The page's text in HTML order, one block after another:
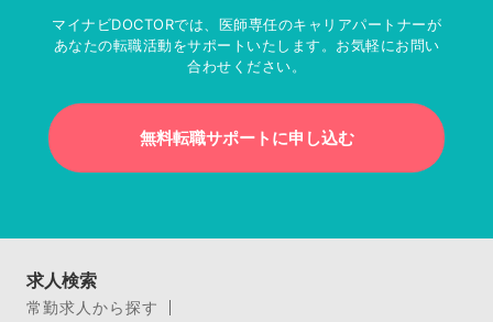
マイナビDOCTORでは、医師専任のキャリアパートナーが
あなたの転職活動をサポートいたします。お気軽にお問い
合わせください。
無料転職サポートに申し込む
求人検索
常勤求人から探す